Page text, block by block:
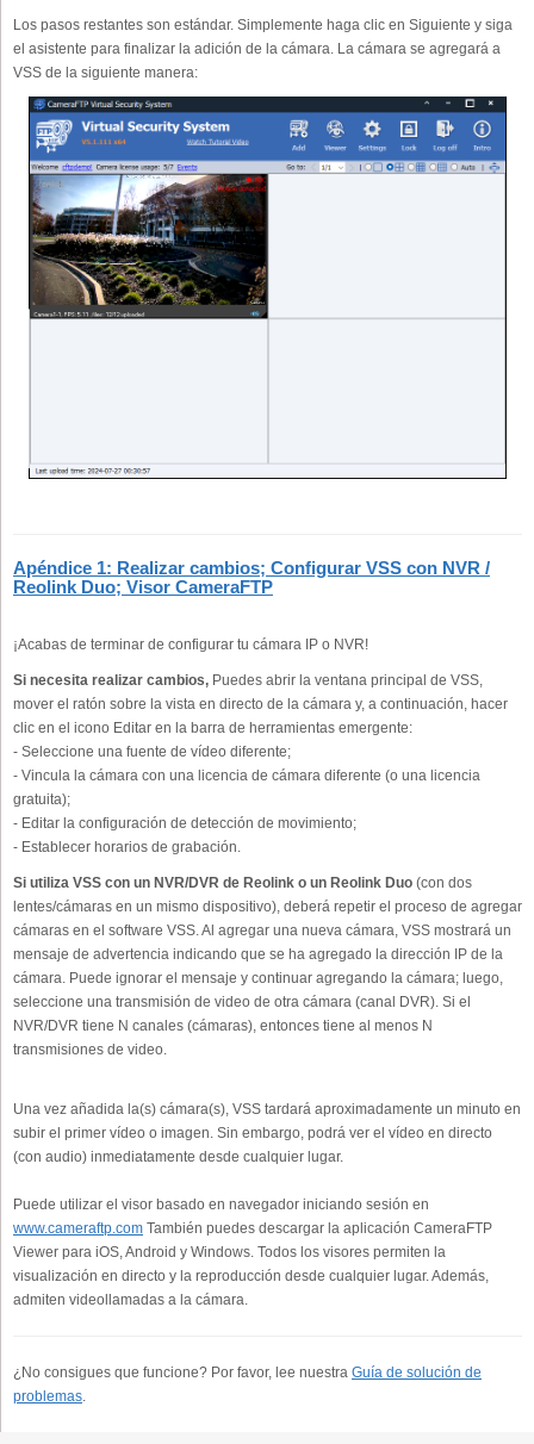
Los pasos restantes son estándar. Simplemente haga clic en Siguiente y siga
el asistente para finalizar la adición de la cámara. La cámara se agregará a
VSS de la siguiente manera:
Apéndice 1: Realizar cambios; Configurar VSS con NVR /
Reolink Duo; Visor CameraFTP
¡Acabas de terminar de configurar tu cámara IP o NVR!
Si necesita realizar cambios, Puedes abrir la ventana principal de VSS,
mover el ratón sobre la vista en directo de la cámara y, a continuación, hacer
clic en el icono Editar en la barra de herramientas emergente:
- Seleccione una fuente de vídeo diferente;
- Vincula la cámara con una licencia de cámara diferente (o una licencia
gratuita);
- Editar la configuración de detección de movimiento;
- Establecer horarios de grabación.
Si utiliza VSS con un NVR/DVR de Reolink o un Reolink Duo (con dos
lentes/cámaras en un mismo dispositivo), deberá repetir el proceso de agregar
cámaras en el software VSS. Al agregar una nueva cámara, VSS mostrará un
mensaje de advertencia indicando que se ha agregado la dirección IP de la
cámara. Puede ignorar el mensaje y continuar agregando la cámara; luego,
seleccione una transmisión de video de otra cámara (canal DVR). Si el
NVR/DVR tiene N canales (cámaras), entonces tiene al menos N
transmisiones de video.
Una vez añadida la(s) cámara(s), VSS tardará aproximadamente un minuto en
subir el primer vídeo o imagen. Sin embargo, podrá ver el vídeo en directo
(con audio) inmediatamente desde cualquier lugar.
Puede utilizar el visor basado en navegador iniciando sesión en
www.cameraftp.com También puedes descargar la aplicación CameraFTP
Viewer para iOS, Android y Windows. Todos los visores permiten la
visualización en directo y la reproducción desde cualquier lugar. Además,
admiten videollamadas a la cámara.
¿No consigues que funcione? Por favor, lee nuestra Guía de solución de
problemas.